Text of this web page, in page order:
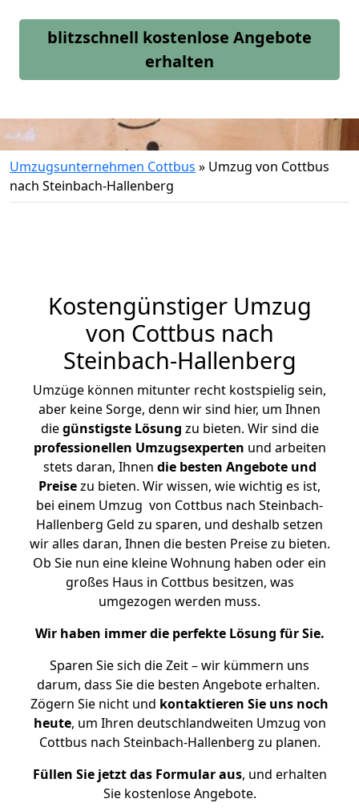
blitzschnell kostenlose Angebote
erhalten
Umzugsunternehmen Cottbus » Umzug von Cottbus
nach Steinbach-Hallenberg
Kostengünstiger Umzug
von Cottbus nach
Steinbach-Hallenberg
Umzüge können mitunter recht kostspielig sein,
aber keine Sorge, denn wir sind hier, um Ihnen
diegünstigste Lösung zu bieten. Wir sind die
professionellen Umzugsexperten und arbeiten
stets daran, Ihnen die besten Angebote und
Preisezu bieten. Wir wissen, wie wichtig es ist,
bei einem Umzug von Cottbus nach Steinbach-
Hallenberg Geld zu sparen, und deshalb setzen
wir alles daran, Ihnen die besten Preise zu bieten.
Ob Sie nun eine kleine Wohnung haben oder ein
großes Haus in Cottbus besitzen, was
umgezogen werden muss.
Wir haben immer die perfekte Lösung für Sie.
Sparen Sie sich die Zeit – wir kümmern uns
darum, dass Sie die besten Angebote erhalten.
Zögern Sie nicht und kontaktieren Sie uns noch
heute, um Ihren deutschlandweiten Umzug von
Cottbus nach Steinbach-Hallenberg zu planen.
Füllen Sie jetzt das Formular aus, und erhalten
Sie kostenlose Angebote.